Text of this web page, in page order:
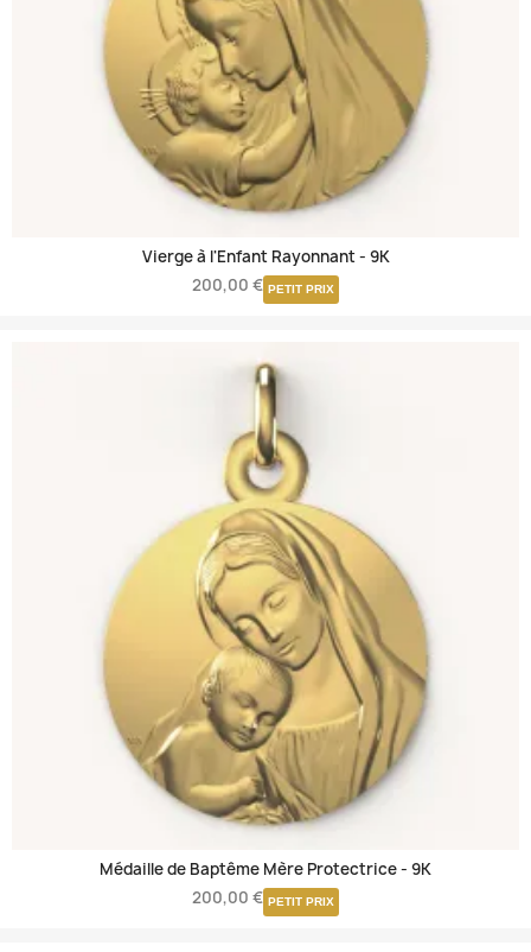
Vierge à l'Enfant Rayonnant - 9K
200,00 € PETIT PRIX
Médaille de Baptême Mère Protectrice - 9K
200,00 € PETIT PRIX